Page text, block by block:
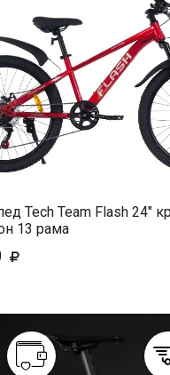
Tech Team Flash 24"
13 рама